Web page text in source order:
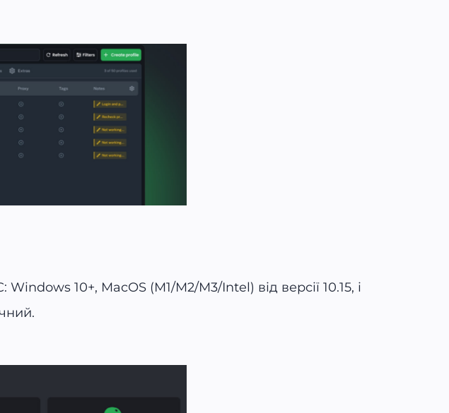
10+, MacOS (M1/M2/M3/Intel) від версії 10.15, і